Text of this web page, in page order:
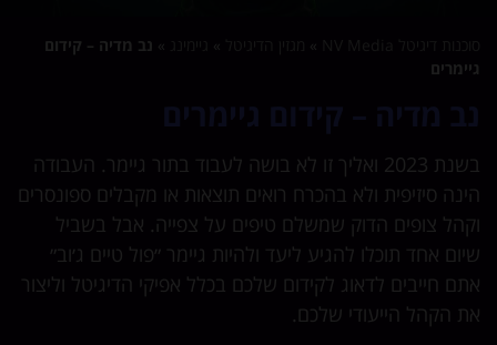
»
»
» נב מדיה – קידום
גיימרים
בשנת 2023 ואליך זו לא בושה לעבוד בתור גיימר. העבודה
הינה סיזיפית ולא בהכרח רואים תוצאות או מקבלים ספונסרים
וקהל צופים הדוק שמשלם טיפים על צפייה. אבל בשביל
שיום אחד תוכלו להגיע ליעד ולהיות גיימר ״פול טיים ג׳וב״
אתם חייבים לדאוג לקידום שלכם בכלל אפיקי הדיגיטל וליצור
את הקהל הייעודי שלכם.